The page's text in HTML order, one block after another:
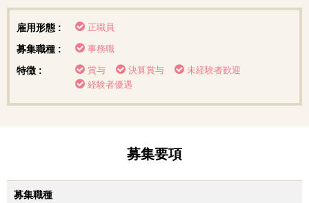
雇用形態 : 正職員
募集職種 : 事務職
特徴 : 賞与 決算賞与
未経験者歓迎
経験者優遇
募集要項
募集職種